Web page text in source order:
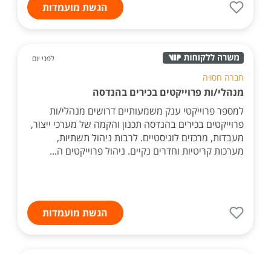
הגשת מועמדות
לפני יום
חברה חסויה
מנהלי/ות פרוייקטים בכירים בהנדסה
למספר פרוייקטי ענק משמעותיים דרושים מנהלי/ות
פרוייקטים בכירים בהנדסה תכנון והקמה של מערכי ייצור,
מעבדות, מרכזים לוגיסטיים. לרבות ניהול תשתיות,
מערכות קריטיות וחדרים נקיים. ניהול פרוייקטים ה...
הגשת מועמדות